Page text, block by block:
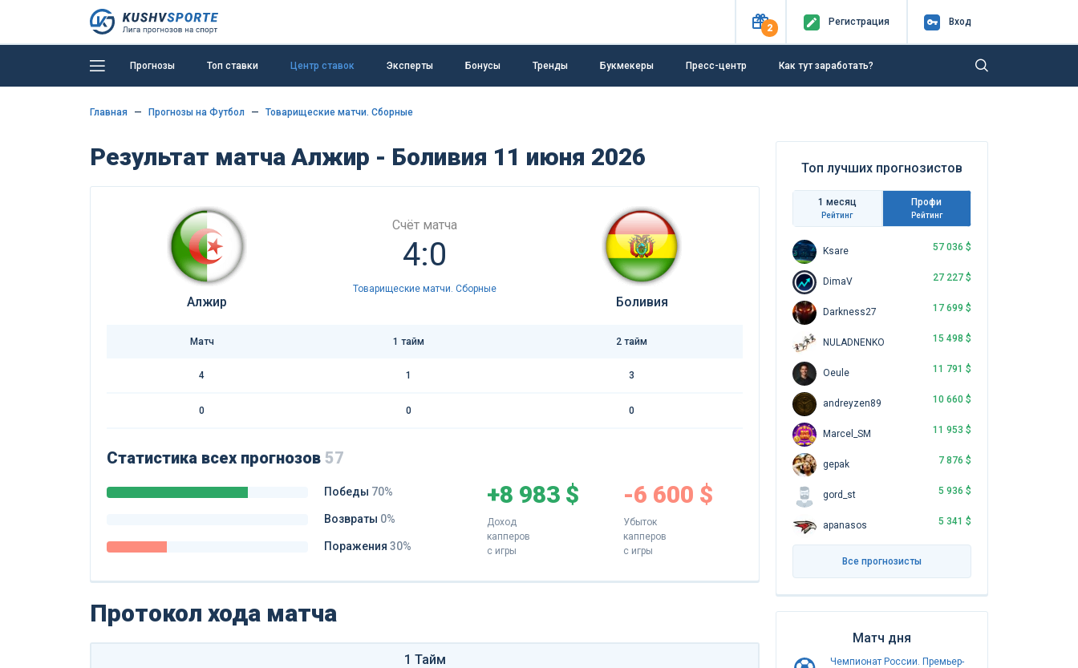
2
Регистрация Вход
Прогнозы Топ ставки Центр ставок Эксперты Бонусы Тренды Букмекеры Пресс-центр Как тут заработать?
Главная Прогнозы на Футбол Товарищеские матчи. Сборные
Результат матча Алжир - Боливия 11 июня 2026
Алжир
Счёт матча
4:0
Товарищеские матчи. Сборные
Боливия
Матч 1 тайм 2 тайм
4 1 3
0 0 0
Статистика всех прогнозов 57
Победы 70%
Возвраты 0%
Поражения 30%
+8 983 $
Доход
капперов
с игры
-6 600 $
Убыток
капперов
с игры
Протокол хода матча
1 Тайм
Топ лучших прогнозистов
1 месяц
Рейтинг
Профи
Рейтинг
Ksare 57 036 $
DimaV 27 227 $
Darkness27 17 699 $
NULADNENKO 15 498 $
Oeule 11 791 $
andreyzen89 10 660 $
Marcel_SM 11 953 $
gepak 7 876 $
gord_st 5 936 $
apanasos 5 341 $
Все прогнозисты
Матч дня
Чемпионат России. Премьер-